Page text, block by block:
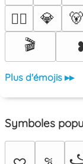
❤️‍🔥
💎 🐻
🎬
Plus d'émojis ▸▸
Symboles